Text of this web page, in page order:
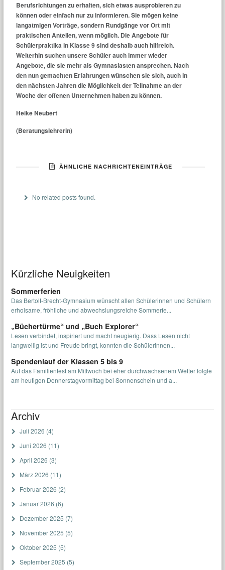
Berufsrichtungen zu erhalten, sich etwas ausprobieren zu
können oder einfach nur zu informieren. Sie mögen keine
langatmigen Vorträge, sondern Rundgänge vor Ort mit
praktischen Anteilen, wenn möglich. Die Angebote für
Schülerpraktika in Klasse 9 sind deshalb auch hilfreich.
Weiterhin suchen unsere Schüler auch immer wieder
Angebote, die sie mehr als Gymnasiasten ansprechen. Nach
den nun gemachten Erfahrungen wünschen sie sich, auch in
den nächsten Jahren die Möglichkeit der Teilnahme an der
Woche der offenen Unternehmen haben zu können.
Heike Neubert
(Beratungslehrerin)
ÄHNLICHE NACHRICHTENEINTRÄGE
No related posts found.
Kürzliche Neuigkeiten
Sommerferien
Das Bertolt-Brecht-Gymnasium wünscht allen Schülerinnen und Schülern
erholsame, fröhliche und abwechslungsreiche Sommerfe...
„Büchertürme“ und „Buch Explorer“
Lesen verbindet, inspiriert und macht neugierig. Dass Lesen nicht
langweilig ist und Freude bringt, konnten die Schülerinnen...
Spendenlauf der Klassen 5 bis 9
Auf das Familienfest am Mittwoch bei eher durchwachsenem Wetter folgte
am heutigen Donnerstagvormittag bei Sonnenschein und a...
Archiv
Juli 2026 (4)
Juni 2026 (11)
April 2026 (3)
März 2026 (11)
Februar 2026 (2)
Januar 2026 (6)
Dezember 2025 (7)
November 2025 (5)
Oktober 2025 (5)
September 2025 (5)